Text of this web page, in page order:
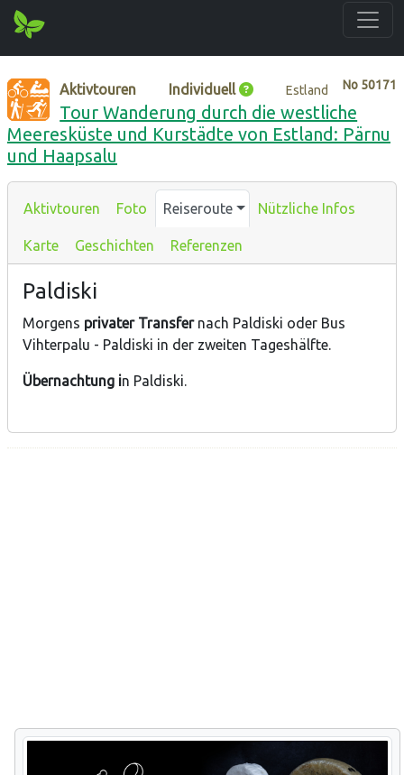
No 50171
Aktivtouren Individuell Estland
Tour Wanderung durch die westliche
Meeresküste und Kurstädte von Estland: Pärnu
und Haapsalu
Aktivtouren Foto Reiseroute Nützliche Infos
Karte Geschichten Referenzen
Paldiski
Morgens privater Transfernach Paldiski oder Bus
Vihterpalu - Paldiski in der zweiten Tageshälfte.
Übernachtung in Paldiski.